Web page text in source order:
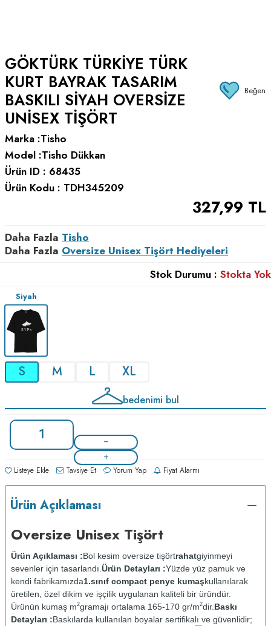
GÖKTÜRK TÜRKIYE TÜRK
KURT BAYRAK TASARIM
BASKILI SIYAH OVERSIZE
UNISEX TIŞÖRT
Beğen
Marka :Tisho
Model :Tisho Dükkan
Ürün ID : 68435
Ürün Kodu : TDH345209
327,99 TL
Daha Fazla Tisho
Daha Fazla Oversize Unisex Tişört Hediyeleri
Stok Durumu : Stokta Yok
Siyah
S M L XL
bedenimi bul
Listeye Ekle Tavsiye Et Yorum Yap Fiyat Alarmı
Ürün Açıklaması
Oversize Unisex Tişört
Ürün Açıklaması :Bol kesim oversize tişörtrahatgiyinmeyi
sevenler için tasarlandı. Ürün Detayları :Yüzde yüz pamuk ve
kendi fabrikamızda1.sınıf compact penye kumaşkullanılarak
üretilen, özel dikim ve işçilik uygulanan kaliteli bir üründür.
Ürünün kumaş m2gramajı ortalama 165-170 gr/m2dir. Baskı
Detayları :Baskılarda kullanılan boyalar sertifikalı ve güvenlidir;